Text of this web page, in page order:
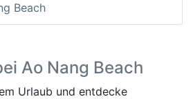
Beach
Ao Nang Beach
Urlaub und entdecke